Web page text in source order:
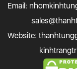
Email:
Website: